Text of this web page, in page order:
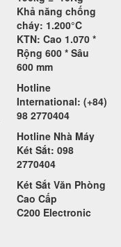
Khả năng chống
cháy: 1.200°C
KTN: Cao 1.070 *
Rộng 600 * Sâu
600 mm
Hotline
International: (+84)
98 2770404
Hotline Nhà Máy
Két Sắt: 098
2770404
Két Sắt Văn Phòng
Cao Cấp
C200 Electronic